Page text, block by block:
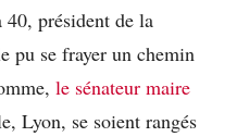
40, président de la
pu se frayer un chemin
le sénateur maire
Lyon, se soient rangés